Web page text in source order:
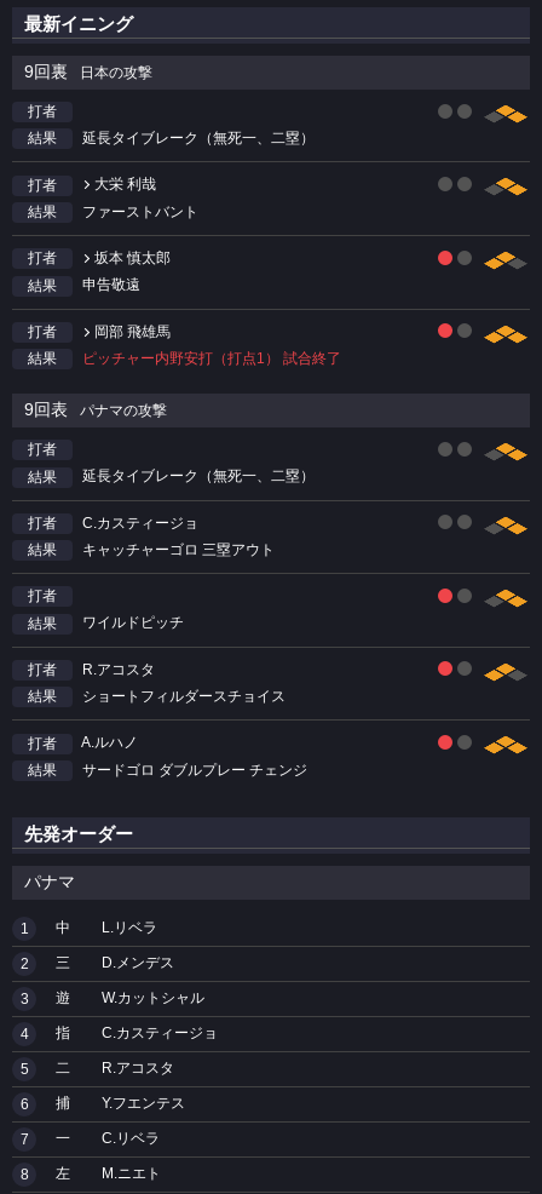
最新イニング
9回裏 日本の攻撃
打者
結果
延長タイブレーク（無死一、二塁）
打者
大栄 利哉
結果
ファーストバント
打者
坂本 慎太郎
結果
申告敬遠
打者
岡部 飛雄馬
結果
ピッチャー内野安打（打点1） 試合終了
9回表 パナマの攻撃
打者
結果
延長タイブレーク（無死一、二塁）
打者
C.カスティージョ
結果
キャッチャーゴロ 三塁アウト
打者
結果
ワイルドピッチ
打者
R.アコスタ
結果
ショートフィルダースチョイス
打者
A.ルハノ
結果
サードゴロ ダブルプレー チェンジ
先発オーダー
パナマ
1 中 L.リベラ
2 三 D.メンデス
3 遊 W.カットシャル
4 指 C.カスティージョ
5 二 R.アコスタ
6 捕 Y.フエンテス
7 一 C.リベラ
8 左 M.ニエト